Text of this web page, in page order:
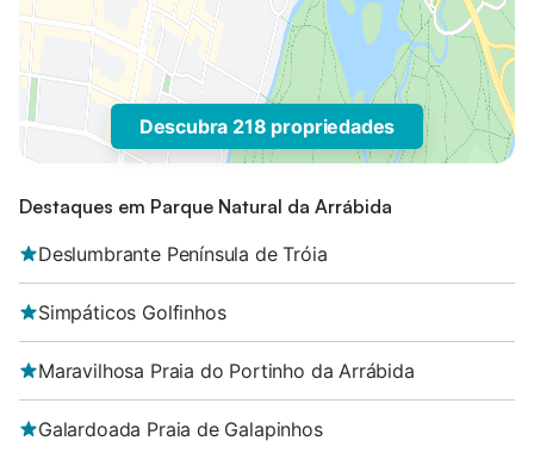
Descubra 218 propriedades
Destaques em Parque Natural da Arrábida
Deslumbrante Península de Tróia
Simpáticos Golfinhos
Maravilhosa Praia do Portinho da Arrábida
Galardoada Praia de Galapinhos